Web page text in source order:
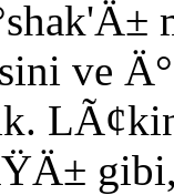
ve